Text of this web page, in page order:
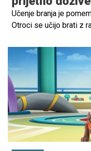
Učenje branja je
Otroci se učijo brati z
spodbujati k branju na